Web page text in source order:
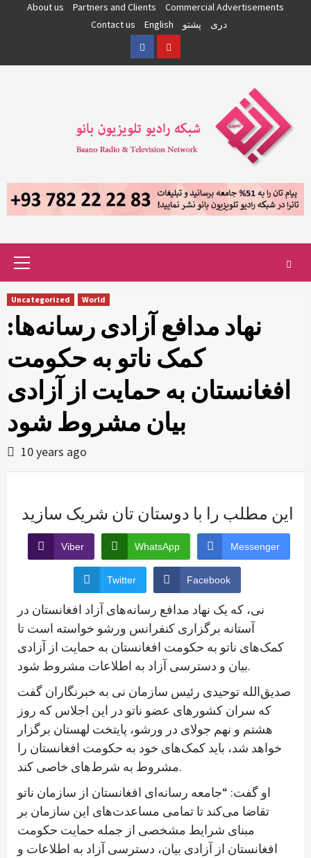
About us Partners and Clients
Commercial Advertisements
Contact us
English پشتو
دری
FacebookYouTube
Uncategorized World
نهاد مدافع آزادی رسانه‌ها:
کمک ناتو به حکومت
افغانستان به حمایت از آزادی
بیان مشروط شود
10 years ago
این مطلب را با دوستان تان شریک سازید
Viber WhatsApp Messenger
Twitter Facebook
نی، که یک نهاد مدافع رسانه‌های آزاد افغانستان در
آستانه برگزاری کنفرانس ورشو خواسته است تا
کمک‌های ناتو به حکومت افغانستان به حمایت از آزادی
بیان و دسترسی آزاد به اطلاعات مشروط شود.
صدیق‌الله توحیدی رئیس سازمان نی به خبرنگاران گفت
که سران کشورهای عضو ناتو در این اجلاس که روز
هشتم و نهم جولای در ورشو، پایتخت لهستان برگزار
خواهد شد، باید کمک‌های خود به حکومت افغانستان را
مشروط به شرط‌های خاصی کند.
او گفت: “جامعه رسانه‌ای افغانستان از سازمان ناتو
تقاضا می‌کند تا تمامی مساعدت‌های این سازمان بر
مبنای شرایط مشخصی از جمله حمایت حکومت
افغانستان از آزادی بیان، دسترسی آزاد به اطلاعات و